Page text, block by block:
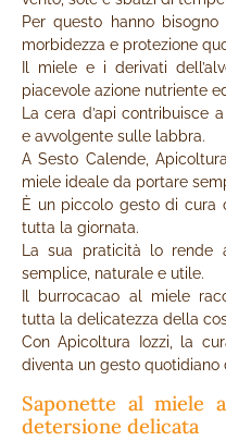
Per questo hanno
morbidezza e protezione
Il miele e i derivati
piacevole azione nutriente
La cera d’api contribuisce
e avvolgente sulle labbra.
A Sesto Calende,
miele ideale da portare
È un piccolo gesto di cura
tutta la giornata.
La sua praticità lo rende
semplice, naturale e utile.
Il burrocacao al miele
tutta la delicatezza della
Con Apicoltura Iozzi, la
diventa un gesto quotidiano
Saponette al miele
detersione delicata